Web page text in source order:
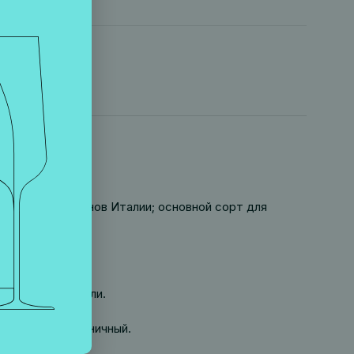
районов Италии; основной сорт для
стали.
и гармоничный.